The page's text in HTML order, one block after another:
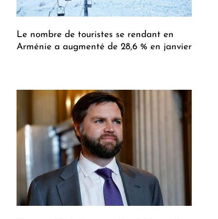
Le nombre de touristes se rendant en
Arménie a augmenté de 28,6 % en janvier